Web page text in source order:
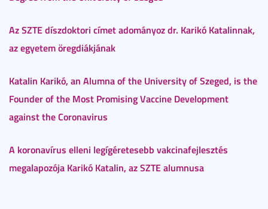
Az SZTE díszdoktori címet adományoz dr. Karikó Katalinnak,
az egyetem öregdiákjának
Katalin Karikó, an Alumna of the University of Szeged, is the
Founder of the Most Promising Vaccine Development
against the Coronavirus
A koronavírus elleni legígéretesebb vakcinafejlesztés
megalapozója Karikó Katalin, az SZTE alumnusa